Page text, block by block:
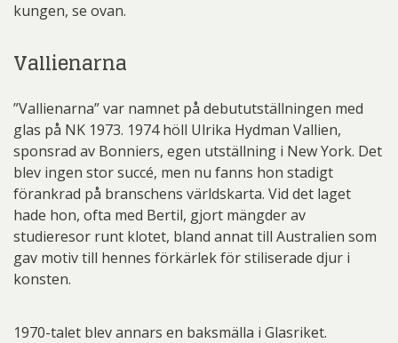
kungen, se ovan.
Vallienarna
”Vallienarna” var namnet på debututställningen med
glas på NK 1973. 1974 höll Ulrika Hydman Vallien,
sponsrad av Bonniers, egen utställning i New York. Det
blev ingen stor succé, men nu fanns hon stadigt
förankrad på branschens världskarta. Vid det laget
hade hon, ofta med Bertil, gjort mängder av
studieresor runt klotet, bland annat till Australien som
gav motiv till hennes förkärlek för stiliserade djur i
konsten.
1970-talet blev annars en baksmälla i Glasriket.